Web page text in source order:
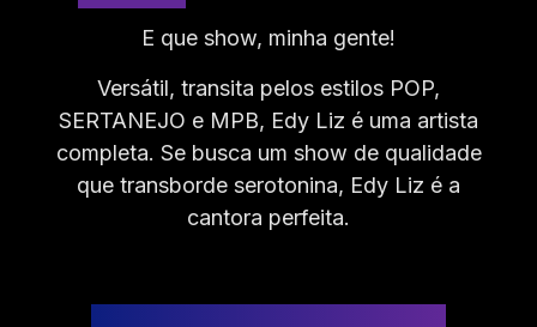
E que show, minha gente!
Versátil, transita pelos estilos POP,
SERTANEJO e MPB, Edy Liz é uma artista
completa. Se busca um show de qualidade
que transborde serotonina, Edy Liz é a
cantora perfeita.